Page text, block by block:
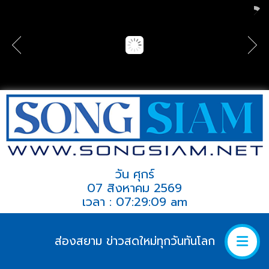
วัน ศุกร์
07 สิงหาคม 2569
เวลา : 07:29:09 am
ส่องสยาม ข่าวสดใหม่ทุกวันทันโลก